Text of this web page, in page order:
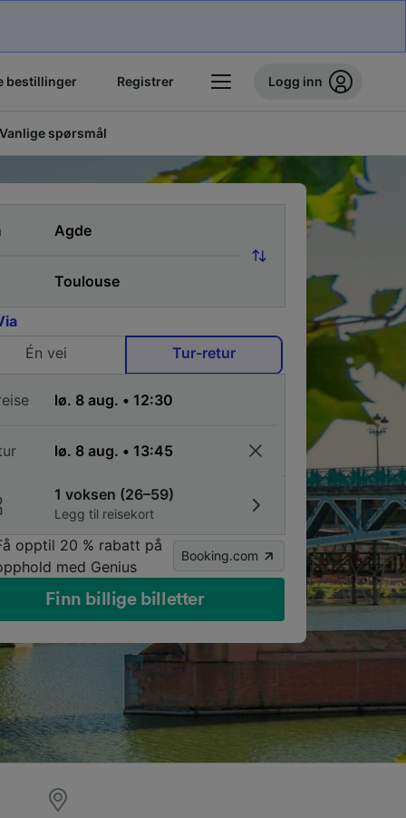
bestillinger Registrer Logg inn
Vanlige spørsmål
Én vei
Tur-retur
1 voksen (26–59)
Legg til reisekort
opptil 20 % rabatt på
med Genius
Booking.com
Finn billige billetter